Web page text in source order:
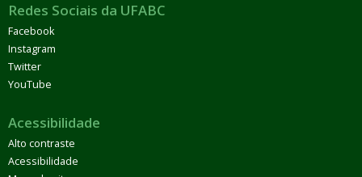
Redes Sociais da UFABC
Facebook
Instagram
Twitter
YouTube
Acessibilidade
Alto contraste
Acessibilidade